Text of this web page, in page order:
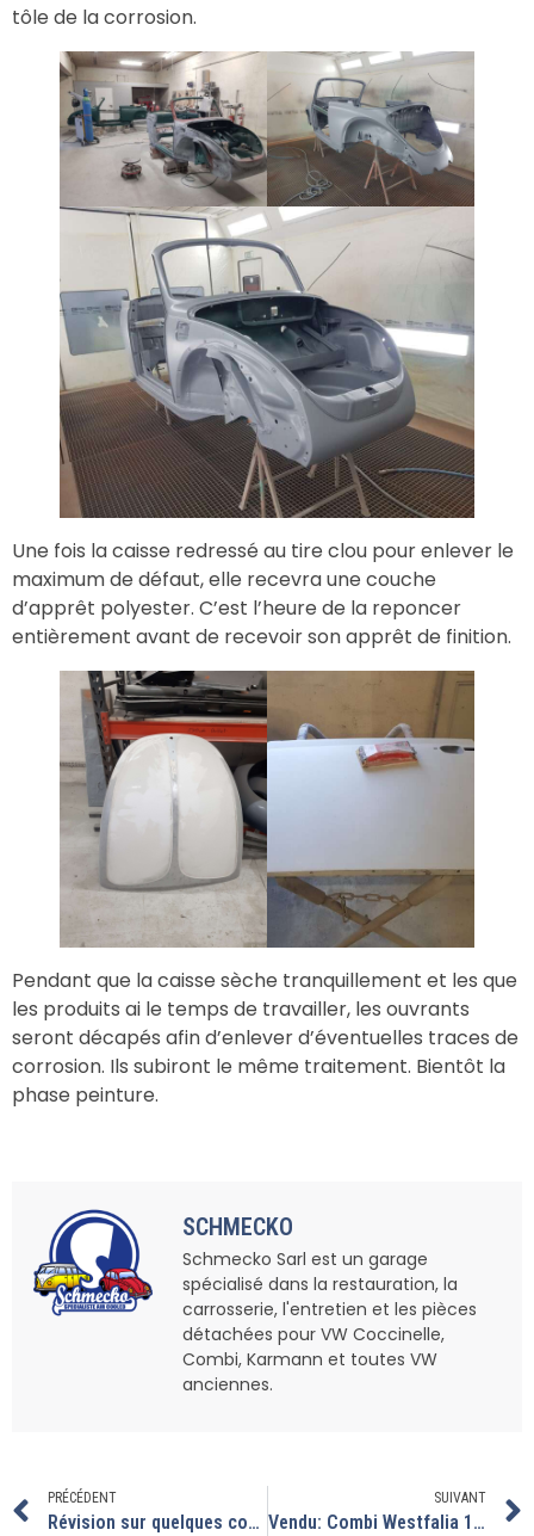
tôle de la corrosion.
Une fois la caisse redressé au tire clou pour enlever le
maximum de défaut, elle recevra une couche
d’apprêt polyester. C’est l’heure de la reponcer
entièrement avant de recevoir son apprêt de finition.
Pendant que la caisse sèche tranquillement et les que
les produits ai le temps de travailler, les ouvrants
seront décapés afin d’enlever d’éventuelles traces de
corrosion. Ils subiront le même traitement. Bientôt la
phase peinture.
SCHMECKO
Schmecko Sarl est un garage
spécialisé dans la restauration, la
carrosserie, l'entretien et les pièces
détachées pour VW Coccinelle,
Combi, Karmann et toutes VW
anciennes.
PRÉCÉDENT
Révision sur quelques combi et coccinelle
SUIVANT
Vendu: Combi Westfalia 1979 entièrement restauré